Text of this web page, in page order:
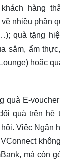
hàng
nhiều phần
quà tặng
sắm, ẩm
hoặc
quà E-
quà trên
Việc Ngân
mà còn